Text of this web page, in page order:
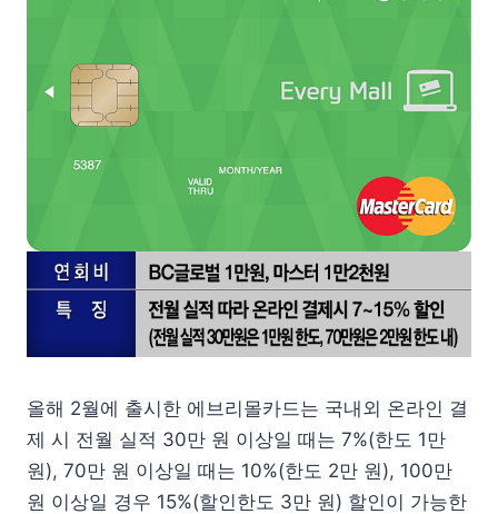
올해 2월에 출시한 에브리몰카드는 국내외 온라인 결
제 시 전월 실적 30만 원 이상일 때는 7%(한도 1만
원), 70만 원 이상일 때는 10%(한도 2만 원), 100만
원 이상일 경우 15%(할인한도 3만 원) 할인이 가능한